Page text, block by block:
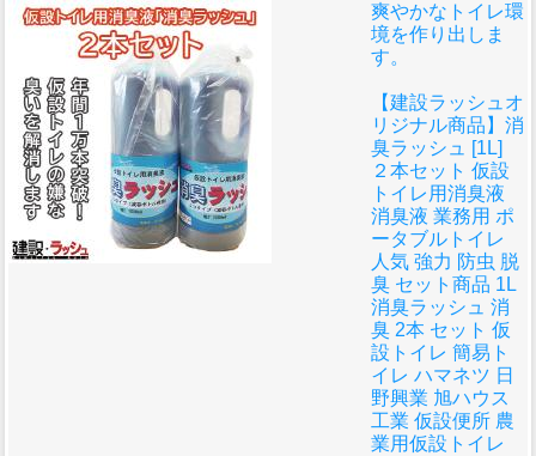
爽やかなトイレ環
境を作り出しま
す。
【建設ラッシュオ
リジナル商品】消
臭ラッシュ [1L]
２本セット 仮設
トイレ用消臭液
消臭液 業務用 ポ
ータブルトイレ
人気 強力 防虫 脱
臭 セット商品 1L
消臭ラッシュ 消
臭 2本 セット 仮
設トイレ 簡易ト
イレ ハマネツ 日
野興業 旭ハウス
工業 仮設便所 農
業用仮設トイレ